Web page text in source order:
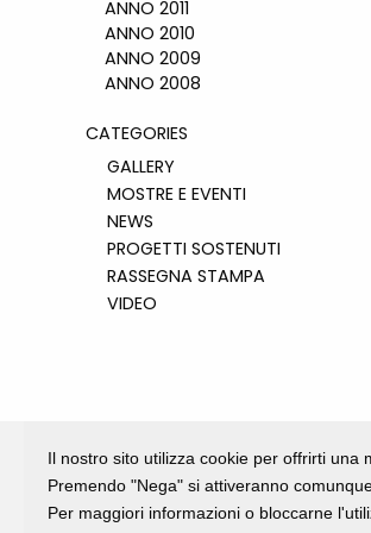
ANNO 2011
ANNO 2010
ANNO 2009
ANNO 2008
CATEGORIES
GALLERY
MOSTRE E EVENTI
NEWS
PROGETTI SOSTENUTI
RASSEGNA STAMPA
VIDEO
Fondazione Dino Zoli
Il nostro sito utilizza cookie per offrirti una
Premendo "Nega" si attiveranno
Per maggiori informazioni o bloccarne